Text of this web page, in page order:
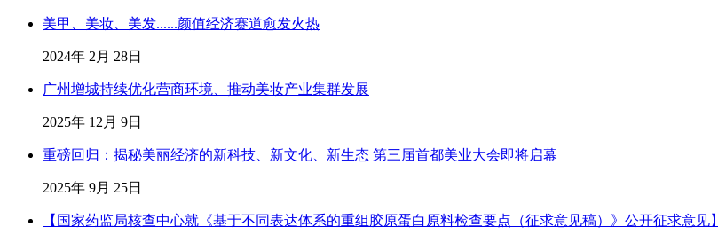
美甲、美妆、美发......颜值经济赛道愈发火热
2024年 2月 28日
广州增城持续优化营商环境、推动美妆产业集群发展
2025年 12月 9日
重磅回归：揭秘美丽经济的新科技、新文化、新生态 第三届首都美业大会即将启幕
2025年 9月 25日
【国家药监局核查中心就《基于不同表达体系的重组胶原蛋白原料检查要点（征求意见稿）》公开征求意见】